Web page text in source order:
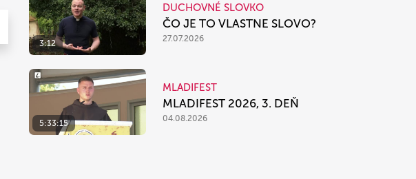
3:12
DUCHOVNÉ SLOVKO
ČO JE TO VLASTNE SLOVO?
27.07.2026
5:33:15
MLADIFEST
MLADIFEST 2026, 3. DEŇ
04.08.2026